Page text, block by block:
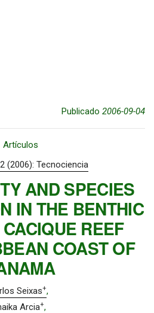
Publicado 2006-09-04
Artículos
(2006): Tecnociencia
AND SPECIES
IN THE BENTHIC
REEF
COAST OF
Seixas+
Arcia+